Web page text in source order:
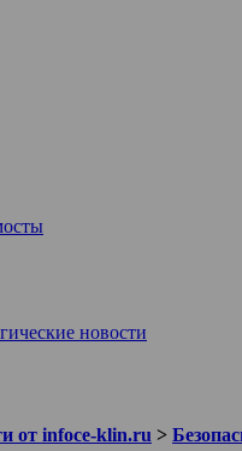
новости
от infoce-klin.ru >